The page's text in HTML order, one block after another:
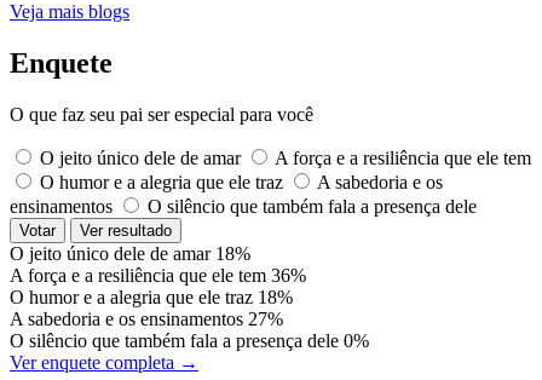
Veja mais blogs
Enquete
O que faz seu pai ser especial para você
O jeito único dele de amar
A força e a resiliência que ele tem
O humor e a alegria que ele traz
A sabedoria e os
ensinamentos
O silêncio que também fala a presença dele
Votar Ver resultado
O jeito único dele de amar 18%
A força e a resiliência que ele tem 36%
O humor e a alegria que ele traz 18%
A sabedoria e os ensinamentos 27%
O silêncio que também fala a presença dele 0%
Ver enquete completa →